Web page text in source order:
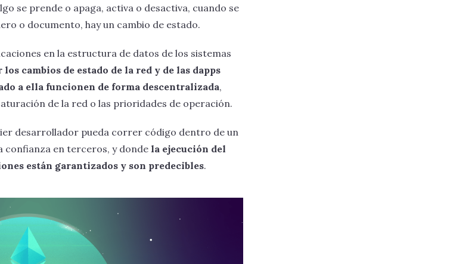
se prende o apaga, activa o desactiva, cuando se
o documento, hay un cambio de estado.
en la estructura de datos de los sistemas
cambios de estado de la red y de las dapps
a ella funcionen de forma descentralizada,
de la red o las prioridades de operación.
desarrollador pueda correr código dentro de un
confianza en terceros, y donde la ejecución del
están garantizados y son predecibles.